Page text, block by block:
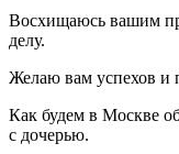
Восхищаюсь вашим
делу.
Желаю вам успехов и
Как будем в Москве
с дочерью.